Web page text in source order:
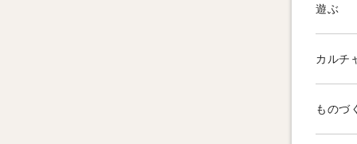
遊ぶ
カルチ
ものづ